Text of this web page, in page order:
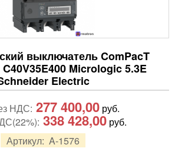
выключатель ComPacT
C40V35E400 Micrologic 5.3E
Electric
Артикул: A-1576
НДС: 277 400,00руб.
338 428,00 руб.